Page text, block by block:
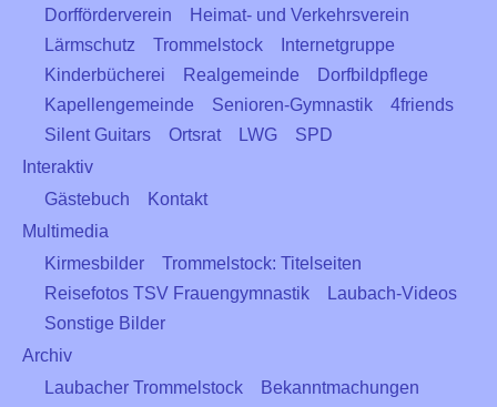
Dorfförderverein
Heimat- und Verkehrsverein
Lärmschutz
Trommelstock
Internetgruppe
Kinderbücherei
Realgemeinde
Dorfbildpflege
Kapellengemeinde
Senioren-Gymnastik
4friends
Silent Guitars
Ortsrat LWG
SPD
Interaktiv
Gästebuch
Kontakt
Multimedia
Kirmesbilder
Trommelstock: Titelseiten
Reisefotos TSV Frauengymnastik
Laubach-Videos
Sonstige Bilder
Archiv
Laubacher Trommelstock
Bekanntmachungen